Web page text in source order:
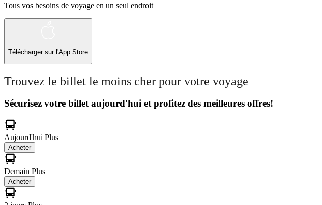
Tous vos besoins de voyage en un seul endroit
Télécharger sur l'App Store
Trouvez le billet le moins cher pour votre voyage
Sécurisez votre billet aujourd'hui et profitez des meilleures offres!
Aujourd'hui Plus
Acheter
Demain Plus
Acheter